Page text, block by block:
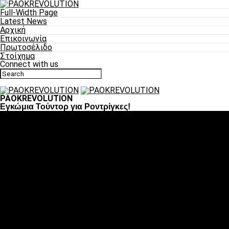
Full-Width Page
Latest News
Αρχική
Επικοινωνία
Πρωτοσέλιδο
Στοίχημα
Connect with us
PAOKREVOLUTION
Εγκώμια Τούντορ για Ροντρίγκες!